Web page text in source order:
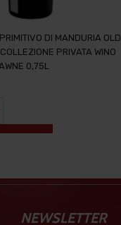
DI MANDURIA OLD
PRIVATA WINO
0,75L
NEWSLETTER